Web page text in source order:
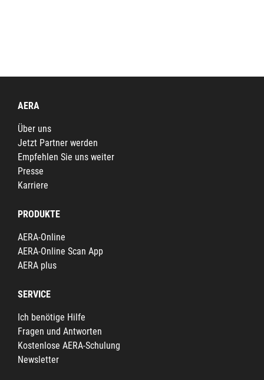
AERA
Über uns
Jetzt Partner werden
Empfehlen Sie uns weiter
Presse
Karriere
PRODUKTE
AERA-Online
AERA-Online Scan App
AERA plus
SERVICE
Ich benötige Hilfe
Fragen und Antworten
Kostenlose AERA-Schulung
Newsletter